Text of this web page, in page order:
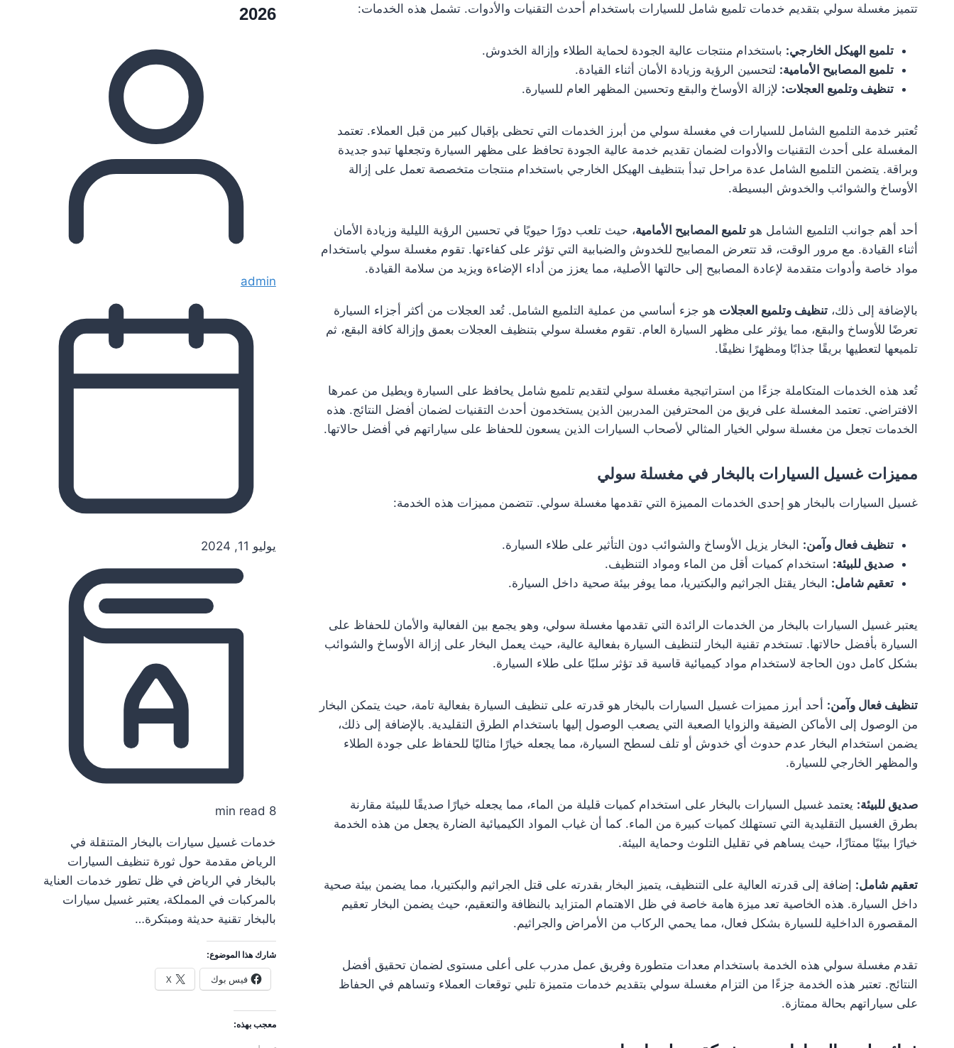
تتميز مغسلة سولي بتقديم خدمات تلميع شامل للسيارات باستخدام أحدث التقنيات والأدوات. تشمل هذه الخدمات:
تلميع الهيكل الخارجي: باستخدام منتجات عالية الجودة لحماية الطلاء وإزالة الخدوش.
تلميع المصابيح الأمامية: لتحسين الرؤية وزيادة الأمان أثناء القيادة.
تنظيف وتلميع العجلات: لإزالة الأوساخ والبقع وتحسين المظهر العام للسيارة.
تُعتبر خدمة التلميع الشامل للسيارات في مغسلة سولي من أبرز الخدمات التي تحظى بإقبال كبير من قبل العملاء. تعتمد
المغسلة على أحدث التقنيات والأدوات لضمان تقديم خدمة عالية الجودة تحافظ على مظهر السيارة وتجعلها تبدو جديدة
وبراقة. يتضمن التلميع الشامل عدة مراحل تبدأ بتنظيف الهيكل الخارجي باستخدام منتجات متخصصة تعمل على إزالة
الأوساخ والشوائب والخدوش البسيطة.
أحد أهم جوانب التلميع الشامل هوتلميع المصابيح الأمامية، حيث تلعب دورًا حيويًا في تحسين الرؤية الليلية وزيادة الأمان
أثناء القيادة. مع مرور الوقت، قد تتعرض المصابيح للخدوش والضبابية التي تؤثر على كفاءتها. تقوم مغسلة سولي باستخدام
مواد خاصة وأدوات متقدمة لإعادة المصابيح إلى حالتها الأصلية، مما يعزز من أداء الإضاءة ويزيد من سلامة القيادة.
بالإضافة إلى ذلك،تنظيف وتلميع العجلات هو جزء أساسي من عملية التلميع الشامل. تُعد العجلات من أكثر أجزاء السيارة
تعرضًا للأوساخ والبقع، مما يؤثر على مظهر السيارة العام. تقوم مغسلة سولي بتنظيف العجلات بعمق وإزالة كافة البقع، ثم
تلميعها لتعطيها بريقًا جذابًا ومظهرًا نظيفًا.
تُعد هذه الخدمات المتكاملة جزءًا من استراتيجية مغسلة سولي لتقديم تلميع شامل يحافظ على السيارة ويطيل من عمرها
الافتراضي. تعتمد المغسلة على فريق من المحترفين المدربين الذين يستخدمون أحدث التقنيات لضمان أفضل النتائج. هذه
الخدمات تجعل من مغسلة سولي الخيار المثالي لأصحاب السيارات الذين يسعون للحفاظ على سياراتهم في أفضل حالاتها.
مميزات غسيل السيارات بالبخار في مغسلة سولي
غسيل السيارات بالبخار هو إحدى الخدمات المميزة التي تقدمها مغسلة سولي. تتضمن مميزات هذه الخدمة:
تنظيف فعال وآمن: البخار يزيل الأوساخ والشوائب دون التأثير على طلاء السيارة.
صديق للبيئة: استخدام كميات أقل من الماء ومواد التنظيف.
تعقيم شامل: البخار يقتل الجراثيم والبكتيريا، مما يوفر بيئة صحية داخل السيارة.
يعتبر غسيل السيارات بالبخار من الخدمات الرائدة التي تقدمها مغسلة سولي، وهو يجمع بين الفعالية والأمان للحفاظ على
السيارة بأفضل حالاتها. تستخدم تقنية البخار لتنظيف السيارة بفعالية عالية، حيث يعمل البخار على إزالة الأوساخ والشوائب
بشكل كامل دون الحاجة لاستخدام مواد كيميائية قاسية قد تؤثر سلبًا على طلاء السيارة.
تنظيف فعال وآمن: أحد أبرز مميزات غسيل السيارات بالبخار هو قدرته على تنظيف السيارة بفعالية تامة، حيث يتمكن البخار
من الوصول إلى الأماكن الضيقة والزوايا الصعبة التي يصعب الوصول إليها باستخدام الطرق التقليدية. بالإضافة إلى ذلك،
يضمن استخدام البخار عدم حدوث أي خدوش أو تلف لسطح السيارة، مما يجعله خيارًا مثاليًا للحفاظ على جودة الطلاء
والمظهر الخارجي للسيارة.
صديق للبيئة: يعتمد غسيل السيارات بالبخار على استخدام كميات قليلة من الماء، مما يجعله خيارًا صديقًا للبيئة مقارنة
بطرق الغسيل التقليدية التي تستهلك كميات كبيرة من الماء. كما أن غياب المواد الكيميائية الضارة يجعل من هذه الخدمة
خيارًا بيئيًا ممتازًا، حيث يساهم في تقليل التلوث وحماية البيئة.
تعقيم شامل: إضافة إلى قدرته العالية على التنظيف، يتميز البخار بقدرته على قتل الجراثيم والبكتيريا، مما يضمن بيئة صحية
داخل السيارة. هذه الخاصية تعد ميزة هامة خاصة في ظل الاهتمام المتزايد بالنظافة والتعقيم، حيث يضمن البخار تعقيم
المقصورة الداخلية للسيارة بشكل فعال، مما يحمي الركاب من الأمراض والجراثيم.
تقدم مغسلة سولي هذه الخدمة باستخدام معدات متطورة وفريق عمل مدرب على أعلى مستوى لضمان تحقيق أفضل
النتائج. تعتبر هذه الخدمة جزءًا من التزام مغسلة سولي بتقديم خدمات متميزة تلبي توقعات العملاء وتساهم في الحفاظ
على سياراتهم بحالة ممتازة.
2026
admin
يوليو 11, 2024
8 min read
خدمات غسيل سيارات بالبخار المتنقلة في
الرياض مقدمة حول ثورة تنظيف السيارات
بالبخار في الرياض في ظل تطور خدمات العناية
بالمركبات في المملكة، يعتبر غسيل سيارات
بالبخار تقنية حديثة ومبتكرة…
شارك هذا الموضوع:
فيس بوك X
معجب بهذه: